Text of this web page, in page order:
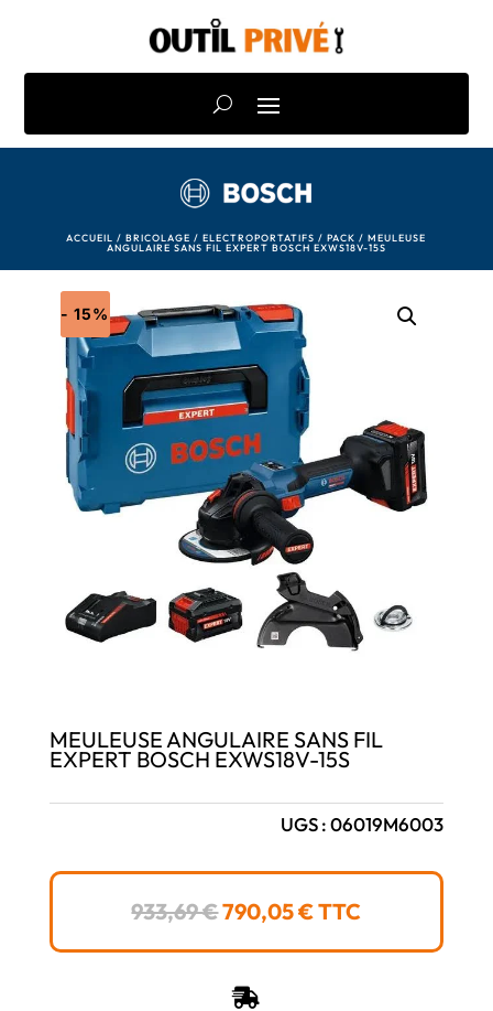
ACCUEIL /BRICOLAGE /ELECTROPORTATIFS /PACK / MEULEUSE
ANGULAIRE SANS FIL EXPERT BOSCH EXWS18V-15S
- 15%
MEULEUSE ANGULAIRE SANS FIL
EXPERT BOSCH EXWS18V-15S
UGS :06019M6003
933,69€LE
ÉTAIT :
790,05€LE
TTC
